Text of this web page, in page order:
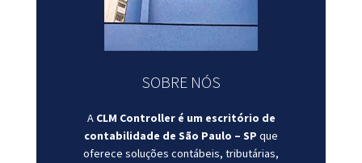
SOBRE NÓS
A CLM Controller é um escritório de
contabilidade de São Paulo – SP que
oferece soluções contábeis, tributárias,